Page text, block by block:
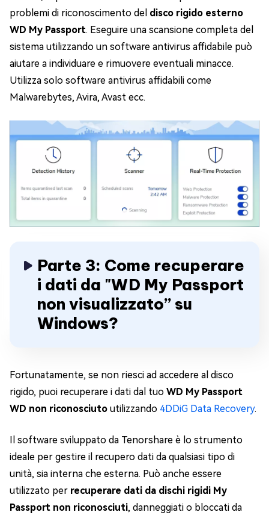
problemi di riconoscimento del disco rigido esterno
WD My Passport. Eseguire una scansione completa del
sistema utilizzando un software antivirus affidabile può
aiutare a individuare e rimuovere eventuali minacce.
Utilizza solo software antivirus affidabili come
Malwarebytes, Avira, Avast ecc.
Parte 3: Come recuperare
i dati da "WD My Passport
non visualizzato” su
Windows?
Fortunatamente, se non riesci ad accedere al disco
rigido, puoi recuperare i dati dal tuo WD My Passport
WD non riconosciuto utilizzando 4DDiG Data Recovery.
Il software sviluppato da Tenorshare è lo strumento
ideale per gestire il recupero dati da qualsiasi tipo di
unità, sia interna che esterna. Può anche essere
utilizzato per recuperare dati da dischi rigidi My
Passport non riconosciuti, danneggiati o bloccati da